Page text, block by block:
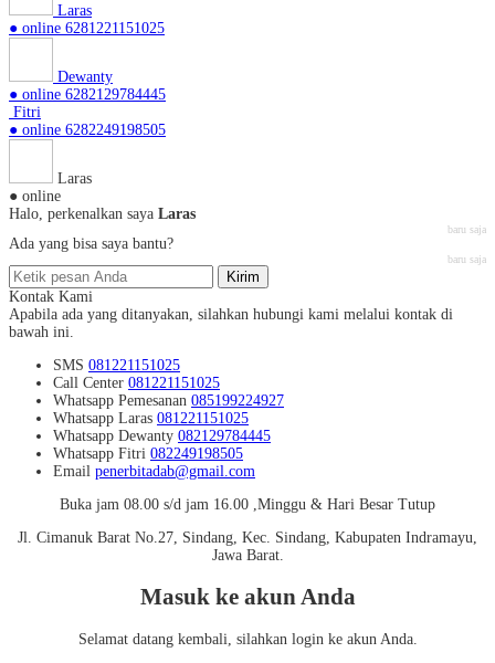
Laras
● online 6281221151025
Dewanty
● online 6282129784445
Fitri
● online 6282249198505
Laras
● online
Halo, perkenalkan saya Laras
baru saja
Ada yang bisa saya bantu?
baru saja
Kirim
Kontak Kami
Apabila ada yang ditanyakan, silahkan hubungi kami melalui kontak di
bawah ini.
SMS 081221151025
Call Center 081221151025
Whatsapp Pemesanan 085199224927
Whatsapp Laras 081221151025
Whatsapp Dewanty 082129784445
Whatsapp Fitri 082249198505
Email penerbitadab@gmail.com
Buka jam 08.00 s/d jam 16.00 ,Minggu & Hari Besar Tutup
Jl. Cimanuk Barat No.27, Sindang, Kec. Sindang, Kabupaten Indramayu,
Jawa Barat.
Masuk ke akun Anda
Selamat datang kembali, silahkan login ke akun Anda.